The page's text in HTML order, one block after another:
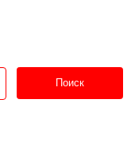
Поиск